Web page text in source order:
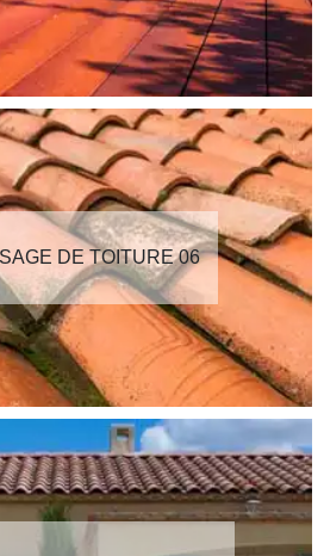
DE TOITURE 06